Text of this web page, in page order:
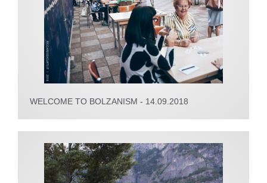
WELCOME TO BOLZANISM - 14.09.2018